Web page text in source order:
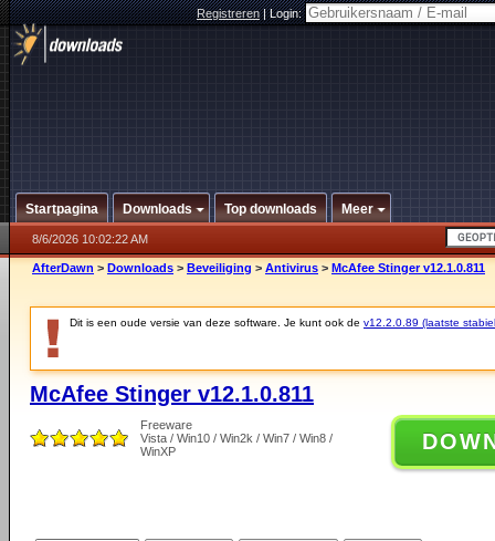
Registreren|Login:
Startpagina Downloads Top downloads Meer
8/6/2026 10:02:22 AM
AfterDawn > Downloads > Beveiliging > Antivirus > McAfee Stinger v12.1.0.811
Dit is een oude versie van deze software. Je kunt ook de v12.2.0.89 (laatste
McAfee Stinger v12.1.0.811
Freeware
Vista / Win10 / Win2k / Win7 / Win8 /
WinXP